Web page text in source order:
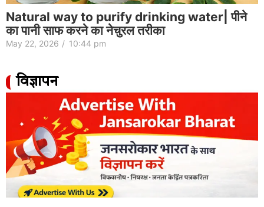
Natural way to purify drinking water| पीने
का पानी साफ करने का नेचुरल तरीका
May 22, 2026 / 10:44 pm
विज्ञापन